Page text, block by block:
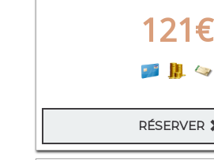
121€
RÉSERVER